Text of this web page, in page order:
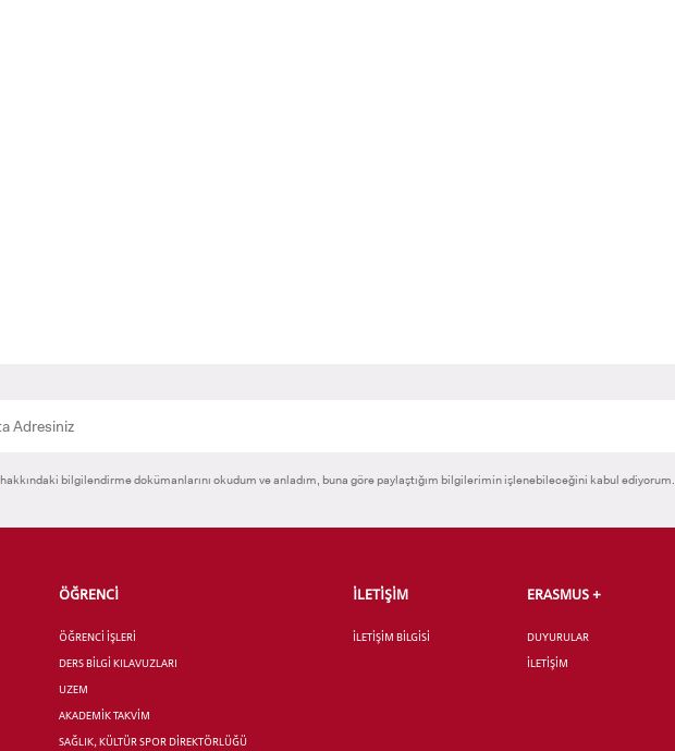
hakkındaki bilgilendirme dokümanlarını okudum ve anladım, buna göre paylaştığım bilgilerimin işlenebileceğini kabul ediyorum.
ÖĞRENCİ
ÖĞRENCİ İŞLERİ
DERS BİLGİ KILAVUZLARI
UZEM
AKADEMİK TAKVİM
SAĞLIK, KÜLTÜR SPOR DİREKTÖRLÜĞÜ
İLETİŞİM
İLETİŞİM BİLGİSİ
ERASMUS +
DUYURULAR
İLETİŞİM